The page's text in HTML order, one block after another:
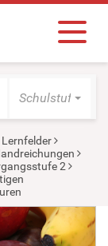
Schulstufe
2